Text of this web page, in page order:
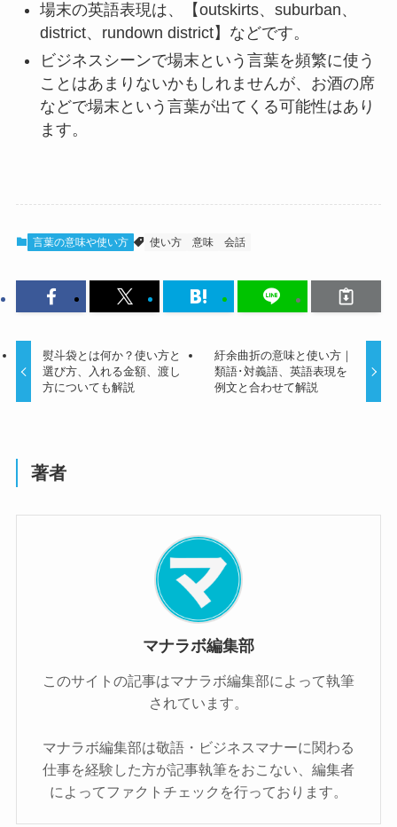
場末の英語表現は、【outskirts、suburban、
district、rundown district】などです。
ビジネスシーンで場末という言葉を頻繁に使う
ことはあまりないかもしれませんが、お酒の席
などで場末という言葉が出てくる可能性はあり
ます。
言葉の意味や使い方 使い方 意味 会話
熨斗袋とは何か？使い方と
選び方、入れる金額、渡し
方についても解説
紆余曲折の意味と使い方｜
類語･対義語、英語表現を
例文と合わせて解説
著者
マナラボ編集部
このサイトの記事はマナラボ編集部によって執筆
されています。
マナラボ編集部は敬語・ビジネスマナーに関わる
仕事を経験した方が記事執筆をおこない、編集者
によってファクトチェックを行っております。